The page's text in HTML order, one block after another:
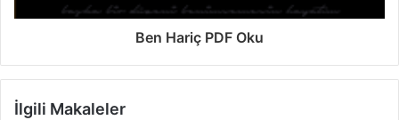
Ben Hariç PDF Oku
İlgili Makaleler